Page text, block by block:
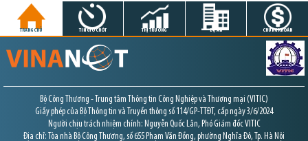
TRANG CHỦ TIN GIỜ CHÓT THỊ TRƯỜNG DỰ ÁN CHỨNG KHOÁN
Bộ Công Thương - Trung tâm Thông tin Công Nghiệp và Thương mại (VITIC)
Giấy phép của Bộ Thông tin và Truyền thông số 114/GP-TTĐT, cấp ngày 3/6/2024
Người chịu trách nhiệm chính: Nguyễn Quốc Lân, Phó Giám đốc VITIC
Địa chỉ: Tòa nhà Bộ Công Thương, số 655 Phạm Văn Đồng, phường Nghĩa Đô, Tp. Hà Nội